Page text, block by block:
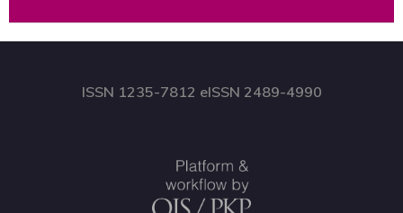
ISSN 1235-7812 eISSN 2489-4990